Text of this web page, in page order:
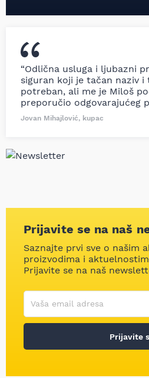
“Odlična usluga i ljubazni
siguran koji je tačan naziv
potreban, ali me je Miloš
preporučio odgovarajućeg
Jovan Mihajlović, kupac
Prijavite se na naš
Saznajte prvi sve o našim
proizvodima i
Prijavite se na naš
Korisničko ime
Vaša email adresa
Prijavite